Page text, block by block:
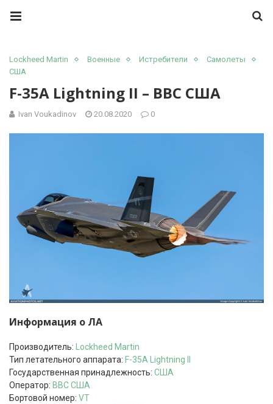
Lockheed Martin Военные Истребители
Самолеты
США
F-35A Lightning II – ВВС США
Ivan Voukadinov 20.08.2020 0
Информация о ЛА
Производитель: Lockheed Martin
Тип летательного аппарата: F-35A Lightning II
Государственная принадлежность: США
Оператор: ВВС США
Бортовой номер: VT